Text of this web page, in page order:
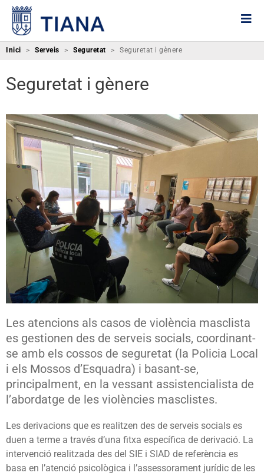
Inici > Serveis > Seguretat > Seguretat i gènere
Seguretat i gènere
Les atencions als casos de violència masclista
es gestionen des de serveis socials, coordinant-
se amb els cossos de seguretat (la Policia Local
i els Mossos d’Esquadra) i basant-se,
principalment, en la vessant assistencialista de
l’abordatge de les violències masclistes.
Les derivacions que es realitzen des de serveis socials es
duen a terme a través d’una fitxa específica de derivació. La
intervenció realitzada des del SIE i SIAD de referència es
basa en l’atenció psicològica i l’assessorament jurídic de les